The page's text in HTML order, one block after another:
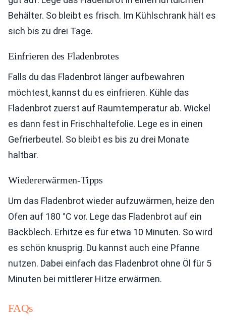
Behälter. So bleibt es frisch. Im Kühlschrank hält es
sich bis zu drei Tage.
Einfrieren des Fladenbrotes
Falls du das Fladenbrot länger aufbewahren
möchtest, kannst du es einfrieren. Kühle das
Fladenbrot zuerst auf Raumtemperatur ab. Wickel
es dann fest in Frischhaltefolie. Lege es in einen
Gefrierbeutel. So bleibt es bis zu drei Monate
haltbar.
Wiedererwärmen-Tipps
Um das Fladenbrot wieder aufzuwärmen, heize den
Ofen auf 180 °C vor. Lege das Fladenbrot auf ein
Backblech. Erhitze es für etwa 10 Minuten. So wird
es schön knusprig. Du kannst auch eine Pfanne
nutzen. Dabei einfach das Fladenbrot ohne Öl für 5
Minuten bei mittlerer Hitze erwärmen.
FAQs